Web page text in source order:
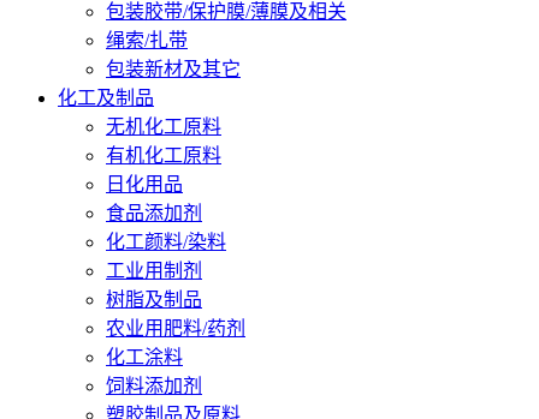
包装胶带/保护膜/薄膜及相关
绳索/扎带
包装新材及其它
化工及制品
无机化工原料
有机化工原料
日化用品
食品添加剂
化工颜料/染料
工业用制剂
树脂及制品
农业用肥料/药剂
化工涂料
饲料添加剂
塑胶制品及原料